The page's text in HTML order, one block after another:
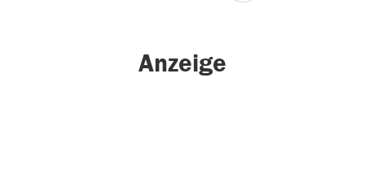
Anzeige